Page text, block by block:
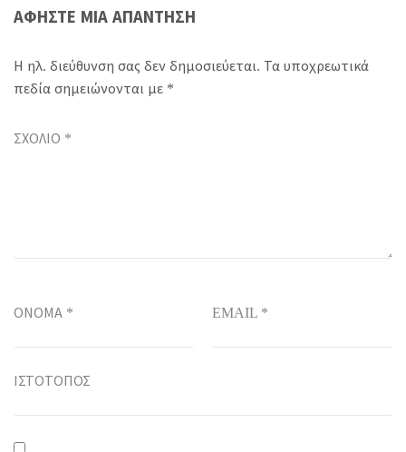
ΑΦΉΣΤΕ ΜΙΑ ΑΠΆΝΤΗΣΗ
Η ηλ. διεύθυνση σας δεν δημοσιεύεται. Τα υποχρεωτικά
πεδία σημειώνονται με *
ΣΧΌΛΙΟ *
ΌΝΟΜΑ * EMAIL *
ΙΣΤΌΤΟΠΟΣ